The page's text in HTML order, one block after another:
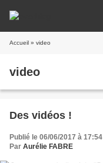
Accueil » video
video
Des vidéos !
Publié le 06/06/2017 à 17:54
Par Aurélie FABRE